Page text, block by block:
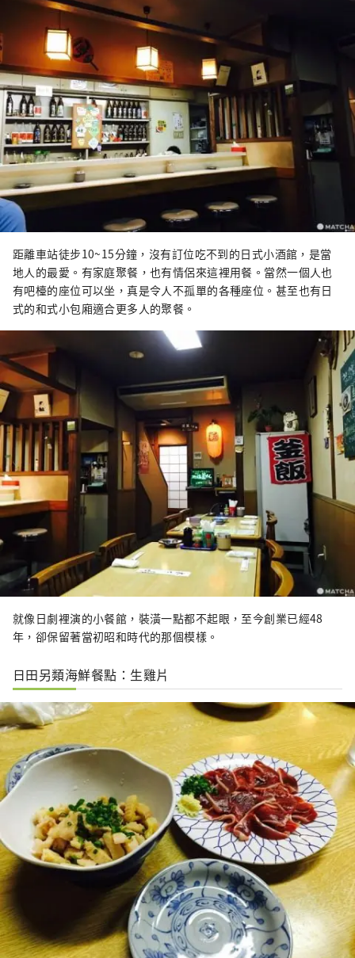
距離車站徒步10~15分鐘，沒有訂位吃不到的日式小酒館，是當
地人的最愛。有家庭聚餐，也有情侶來這裡用餐。當然一個人也
有吧檯的座位可以坐，真是令人不孤單的各種座位。甚至也有日
式的和式小包廂適合更多人的聚餐。
就像日劇裡演的小餐館，裝潢一點都不起眼，至今創業已經48
年，卻保留著當初昭和時代的那個模樣。
日田另類海鮮餐點：生雞片